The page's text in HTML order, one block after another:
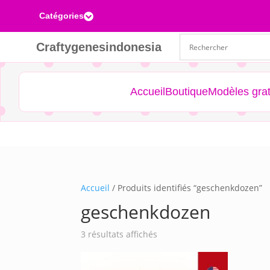
Catégories
Craftygenesindonesia
Accueil BoutiqueModèles
Accueil / Produits identifiés “geschenkdozen”
geschenkdozen
3 résultats affichés